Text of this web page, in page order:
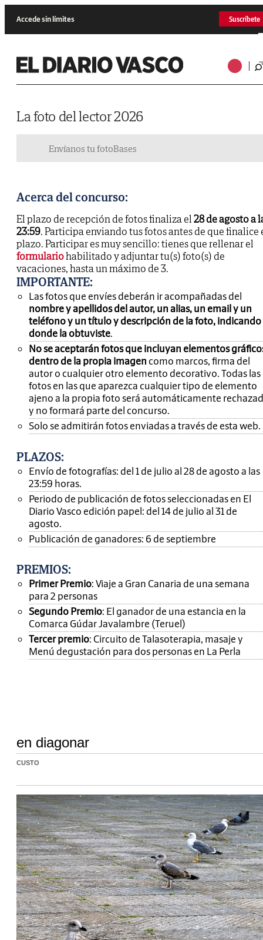
Accede sin límites Suscríbete
La foto del lector 2026
Envíanos tu fotoBases
Acerca del concurso:
El plazo de recepción de fotos finaliza el28 de agosto a
23:59. Participa enviando tus fotos antes de que finalice
plazo. Participar es muy sencillo: tienes que rellenar el
formulariohabilitado y adjuntar tu(s) foto(s) de
vacaciones, hasta un máximo de 3.
IMPORTANTE:
Las fotos que envíes deberán ir acompañadas del
nombre y apellidos del autor, un alias, un email y un
teléfono y un título y descripción de la foto, indicando
donde la obtuviste.
No se aceptarán fotos que incluyan elementos
dentro de la propia imagen como marcos, firma del
autor o cualquier otro elemento decorativo. Todas las
fotos en las que aparezca cualquier tipo de elemento
ajeno a la propia foto será automáticamente
y no formará parte del concurso.
Solo se admitirán fotos enviadas a través de esta web.
PLAZOS:
Envío de fotografías: del 1 de julio al 28 de agosto a las
23:59 horas.
Periodo de publicación de fotos seleccionadas en El
Diario Vasco edición papel: del 14 de julio al 31 de
agosto.
Publicación de ganadores: 6 de septiembre
PREMIOS:
Primer Premio: Viaje a Gran Canaria de una semana
para 2 personas
Segundo Premio: El ganador de una estancia en la
Comarca Gúdar Javalambre (Teruel)
Tercer premio: Circuito de Talasoterapia, masaje y
Menú degustación para dos personas en La Perla
en diagonar
CUSTO